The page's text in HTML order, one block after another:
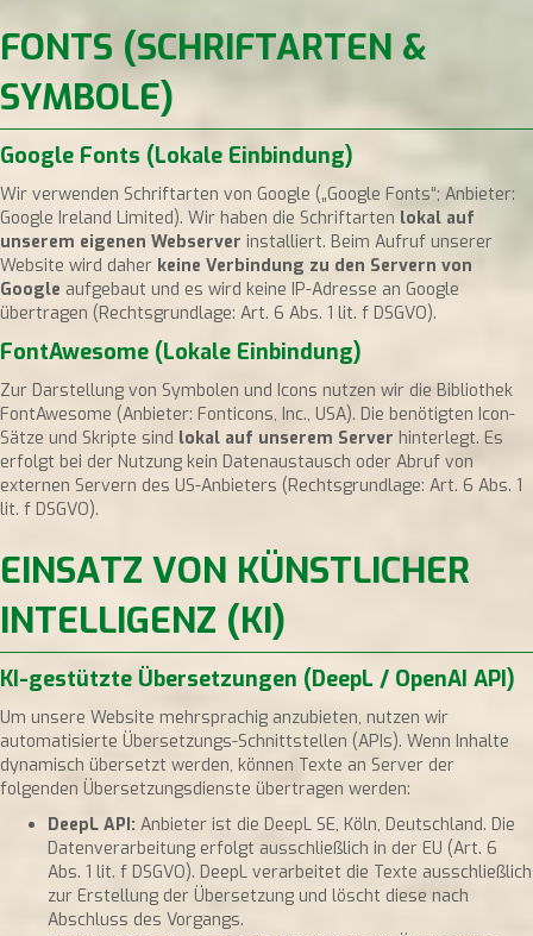
FONTS (SCHRIFTARTEN &
SYMBOLE)
Google Fonts (Lokale Einbindung)
Wir verwenden Schriftarten von Google („Google Fonts“; Anbieter:
Google Ireland Limited). Wir haben die Schriftarten lokal auf
unserem eigenen Webserver installiert. Beim Aufruf unserer
Website wird daher keine Verbindung zu den Servern von
Google aufgebaut und es wird keine IP-Adresse an Google
übertragen (Rechtsgrundlage: Art. 6 Abs. 1 lit. f DSGVO).
FontAwesome (Lokale Einbindung)
Zur Darstellung von Symbolen und Icons nutzen wir die Bibliothek
FontAwesome (Anbieter: Fonticons, Inc., USA). Die benötigten Icon-
Sätze und Skripte sind lokal auf unserem Server hinterlegt. Es
erfolgt bei der Nutzung kein Datenaustausch oder Abruf von
externen Servern des US-Anbieters (Rechtsgrundlage: Art. 6 Abs. 1
lit. f DSGVO).
EINSATZ VON KÜNSTLICHER
INTELLIGENZ (KI)
KI-gestützte Übersetzungen (DeepL / OpenAI API)
Um unsere Website mehrsprachig anzubieten, nutzen wir
automatisierte Übersetzungs-Schnittstellen (APIs). Wenn Inhalte
dynamisch übersetzt werden, können Texte an Server der
folgenden Übersetzungsdienste übertragen werden:
DeepL API: Anbieter ist die DeepL SE, Köln, Deutschland. Die
Datenverarbeitung erfolgt ausschließlich in der EU (Art. 6
Abs. 1 lit. f DSGVO). DeepL verarbeitet die Texte ausschließlich
zur Erstellung der Übersetzung und löscht diese nach
Abschluss des Vorgangs.